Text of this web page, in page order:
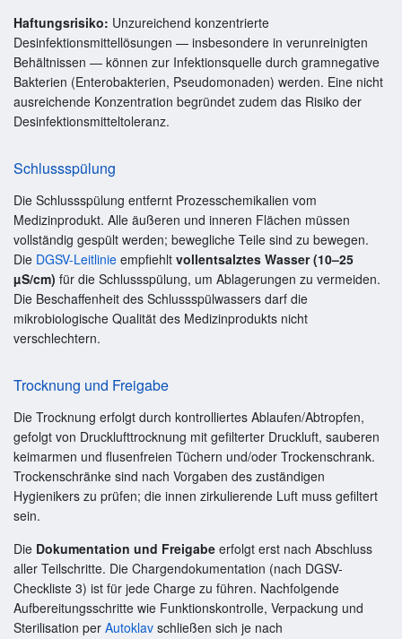
Haftungsrisiko: Unzureichend konzentrierte
Desinfektionsmittellösungen — insbesondere in verunreinigten
Behältnissen — können zur Infektionsquelle durch gramnegative
Bakterien (Enterobakterien, Pseudomonaden) werden. Eine nicht
ausreichende Konzentration begründet zudem das Risiko der
Desinfektionsmitteltoleranz.
Schlussspülung
Die Schlussspülung entfernt Prozesschemikalien vom
Medizinprodukt. Alle äußeren und inneren Flächen müssen
vollständig gespült werden; bewegliche Teile sind zu bewegen.
Die DGSV-Leitlinie empfiehlt vollentsalztes Wasser (10–25
µS/cm) für die Schlussspülung, um Ablagerungen zu vermeiden.
Die Beschaffenheit des Schlussspülwassers darf die
mikrobiologische Qualität des Medizinprodukts nicht
verschlechtern.
Trocknung und Freigabe
Die Trocknung erfolgt durch kontrolliertes Ablaufen/Abtropfen,
gefolgt von Drucklufttrocknung mit gefilterter Druckluft, sauberen
keimarmen und flusenfreien Tüchern und/oder Trockenschrank.
Trockenschränke sind nach Vorgaben des zuständigen
Hygienikers zu prüfen; die innen zirkulierende Luft muss gefiltert
sein.
Die Dokumentation und Freigabe erfolgt erst nach Abschluss
aller Teilschritte. Die Chargendokumentation (nach DGSV-
Checkliste 3) ist für jede Charge zu führen. Nachfolgende
Aufbereitungsschritte wie Funktionskontrolle, Verpackung und
Sterilisation per Autoklav schließen sich je nach